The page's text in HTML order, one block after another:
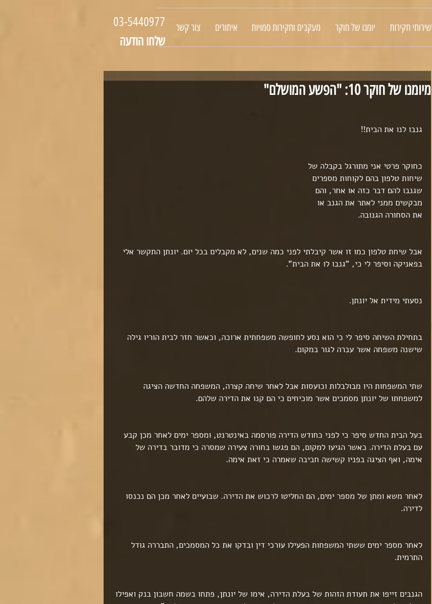
שירותי חקירות יומנו של חוקר מעקבים וחקירות סמויות איתורים צור קשר
03-5440977
שלחו הודעה
מיומנו של חוקר 10: "הפשע המושלם"
גנבו לנו את הבית!!
כחוקר פרטי אני מתורגל בקבלה של
שיחות טלפון בהם לקוחות מספרים
שגנבו להם דבר כזה או אחר, והם
מבקשים ממני לאתר את הגנב או
את הסחורה הגנובה.
אבל שיחת טלפון כמו זו אשר קיבלתי לפני כמה שנים, לא מקבלים בכל יום. יונתן התקשר אלי
בפאניקה וסיפר לי כי, "גנבו לו את הבית".
נסעתי מידית אל יונתן.
בתחילת השיחה סיפר לי כי הוא נסע לחופשה משפחתית ארוכה, וכאשר חזר לבית הוריו גילה
שישנה משפחה אשר עברה לגור במקום.
שתי המשפחות היו מבולבלות וכועסות אבל לאחר שיחה קצרה, המשפחה החדשה הציגה
למשפחתו של יונתן מסמכים אשר מוכיחים כי הם קנו את הדירה שלהם.
בעל הבית החדש סיפר כי לפני כחודש הדירה פורסמה באינטרנט, ומספר ימים לאחר מכן קבע
עם בעלת הדירה. כאשר הגיעו למקום, הם פגשו בחורה צעירה שמסרה כי מדובר בדירה של
אימה, ואף הציגה בפניו קשישה חביבה שאמרה כי זאת אימה.
לאחר משא ומתן של מספר ימים, הם החליטו לרכוש את הדירה. שבועיים לאחר מכן הם נכנסו
לדירה.
לאחר מספר ימים ששתי המשפחות הפעילו עורכי דין ובדקו את כל המסמכים, התבררה גודל
התרמית.
הגנבים זייפו את תעודת הזהות של בעלת הדירה, אימו של יונתן, פתחו בשמה חשבון בנק ואפילו